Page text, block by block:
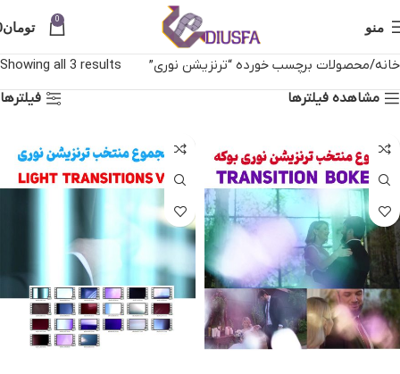
منو 0 تومان
خانه محصولات برچسب خورده “ترنزیشن نوری”
Showing all 3 results
مشاهده فیلترها
فیلترها